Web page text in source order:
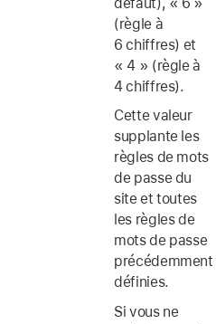
(règle à
6 chiffres) et
« 4 » (règle à
4 chiffres).
Cette valeur
supplante les
règles de mots
de passe du
site et toutes
les règles de
mots de passe
précédemment
définies.
Si vous ne